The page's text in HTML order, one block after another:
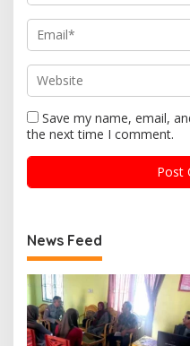
Save my name, email,
the next time I comment.
News Feed